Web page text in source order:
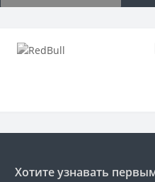
Хотите узнавать